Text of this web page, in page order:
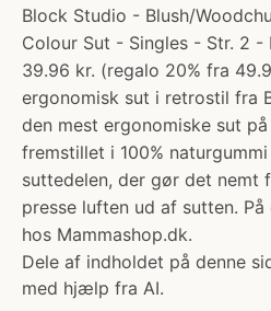
Block Studio - Blush/
Colour Sut - Singles - Str. 2 -
39.96 kr. (regalo 20% fra
ergonomisk sut i retrostil fra
den mest ergonomiske sut
fremstillet i 100%
suttedelen, der gør det nemt
presse luften ud af sutten.
hos Mammashop.dk.
Dele af indholdet på denne
med hjælp fra AI.